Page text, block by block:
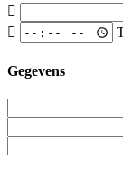
Gegevens